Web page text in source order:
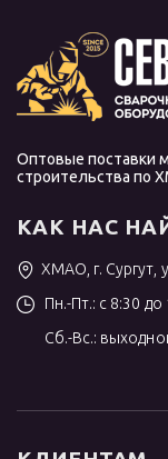
Оптовые поставки
строительства по
КАК НАС
ХМАО, г. Сургут,
Пн.-Пт.: с 8:30 до
Сб.-Вс.: